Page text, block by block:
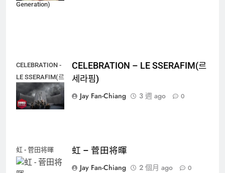
Generation)
CELEBRATION -
LE SSERAFIM(르
세라핌)
CELEBRATION – LE SSERAFIM(르
세라핌)
Jay Fan-Chiang
3 週 ago 0
虹 - 菅田将暉
虹 – 菅田将暉
Jay Fan-Chiang
2 個月 ago 0